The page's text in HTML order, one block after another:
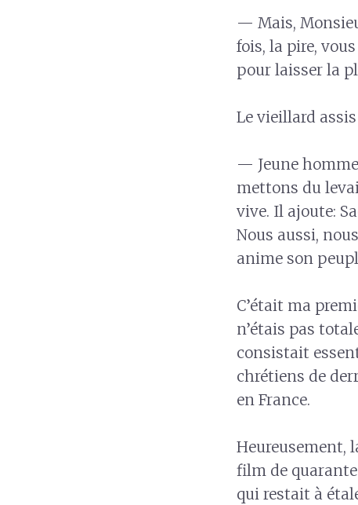
— Mais,
fois, la pire,
pour laisser la
Le vieillard
— Jeune
mettons du
vive. Il ajoute:
Nous aussi,
anime son
C’était ma
n’étais pas
consistait
chrétiens de
en France.
Heureusement,
film de quarante
qui restait à